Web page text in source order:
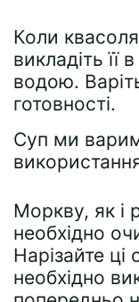
Коли
викладіть її
водою.
готовності.
Суп ми
Моркву, як і
необхідно
Нарізайте ці
необхідно